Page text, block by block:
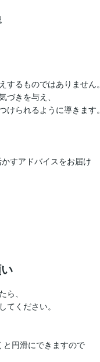
るものではありません。
きを与え、
られるように導きます。
すアドバイスをお届け
、
てください。
円滑にできますので